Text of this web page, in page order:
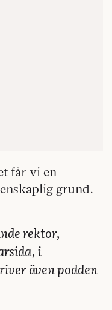
får vi en
grund.
rektor,
i
även podden